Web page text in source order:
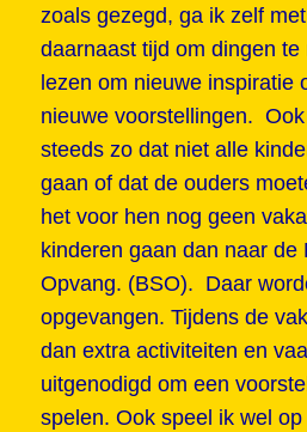
zoals gezegd, ga ik zelf
daarnaast tijd om dingen te
lezen om nieuwe inspiratie
nieuwe voorstellingen.
steeds zo dat niet alle
gaan of dat de ouders
het voor hen nog geen
kinderen gaan dan naar de
Opvang. (BSO). Daar
opgevangen. Tijdens de
dan extra activiteiten en
uitgenodigd om een
spelen. Ook speel ik wel